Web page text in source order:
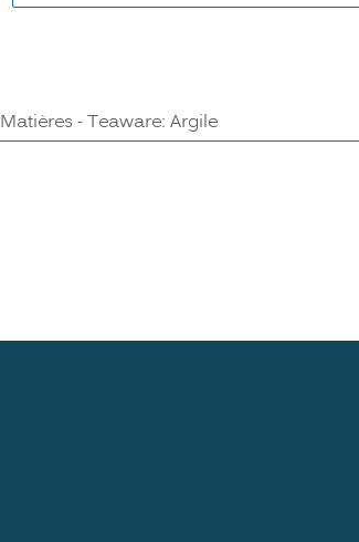
Matières - Teaware: Argile